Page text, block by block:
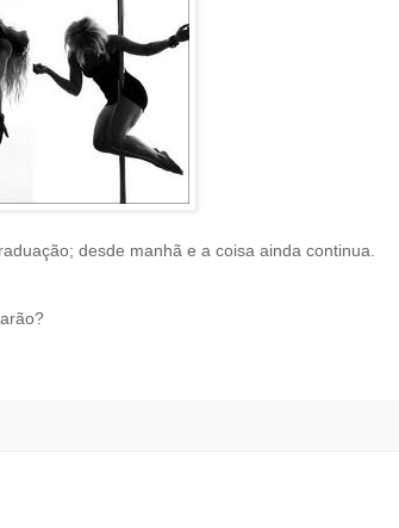
desde manhã e a coisa ainda continua.